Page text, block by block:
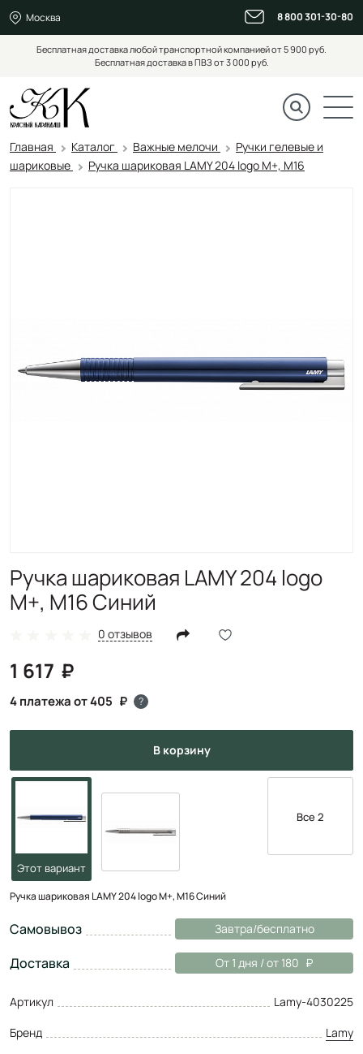
Москва 8 800 301-30-80
Бесплатная доставка любой транспортной компанией от 5 900 руб.
Бесплатная доставка в ПВЗ от 3 000 руб.
Главная Каталог Важные мелочи
Ручки гелевые и
шариковые
Ручка шариковая LAMY 204 logo M+, M16
Ручка шариковая LAMY 204 logo
M+, M16 Синий
0 отзывов
1 617
4 платежа от 405 ?
в корзину
Все 2
Ручка шариковая LAMY 204 logo M+, M16 Синий
Самовывоз Завтра/бесплатно
Доставка От 1 дня / от 180
Артикул
Lamy-4030225
Бренд
Lamy